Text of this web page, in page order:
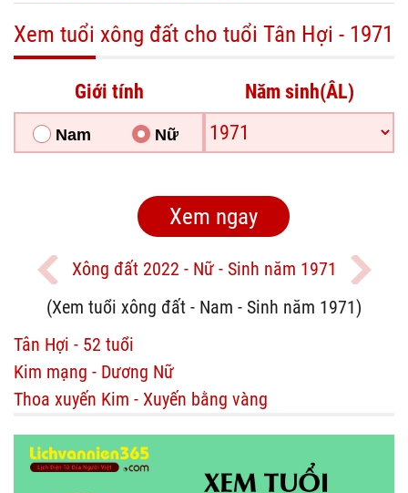
Xem tuổi xông đất cho tuổi Tân Hợi - 1971
Giới tính
Nam Nữ
Năm sinh(ÂL)
Xông đất 2022 - Nữ - Sinh năm 1971
(Xem tuổi xông đất - Nam - Sinh năm 1971)
Tân Hợi - 52 tuổi
Kim mạng - Dương Nữ
Thoa xuyến Kim - Xuyến bằng vàng